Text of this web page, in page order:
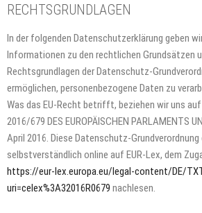
RECHTSGRUNDLAGEN
In der folgenden Datenschutzerklärung geben
Informationen zu den rechtlichen Grundsätzen
Rechtsgrundlagen der Datenschutz-
ermöglichen, personenbezogene Daten zu
Was das EU-Recht betrifft, beziehen wir uns auf
2016/679 DES EUROPÄISCHEN PARLAMENTS
April 2016. Diese Datenschutz-Grundverordnung
selbstverständlich online auf EUR-Lex, dem
https://eur-lex.europa.eu/legal-content/DE/
uri=celex%3A32016R0679 nachlesen.